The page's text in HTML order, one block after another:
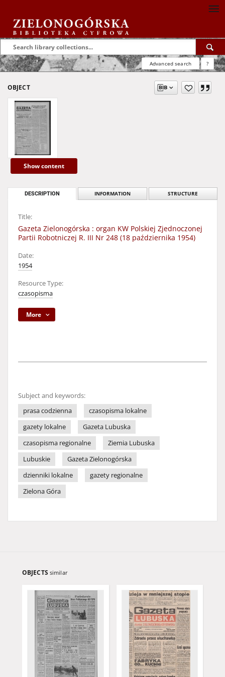
Advanced search ?
OBJECT
Show content
DESCRIPTION INFORMATION STRUCTURE
Title:
Gazeta Zielonogórska : organ KW Polskiej Zjednoczonej
Partii Robotniczej R. III Nr 248 (18 października 1954)
Date:
1954
Resource Type:
czasopisma
More
Subject and keywords:
prasa codzienna
czasopisma lokalne
gazety lokalne
Gazeta Lubuska
czasopisma regionalne
Ziemia Lubuska
Lubuskie
Gazeta Zielonogórska
dzienniki lokalne
gazety regionalne
Zielona Góra
OBJECTS similar